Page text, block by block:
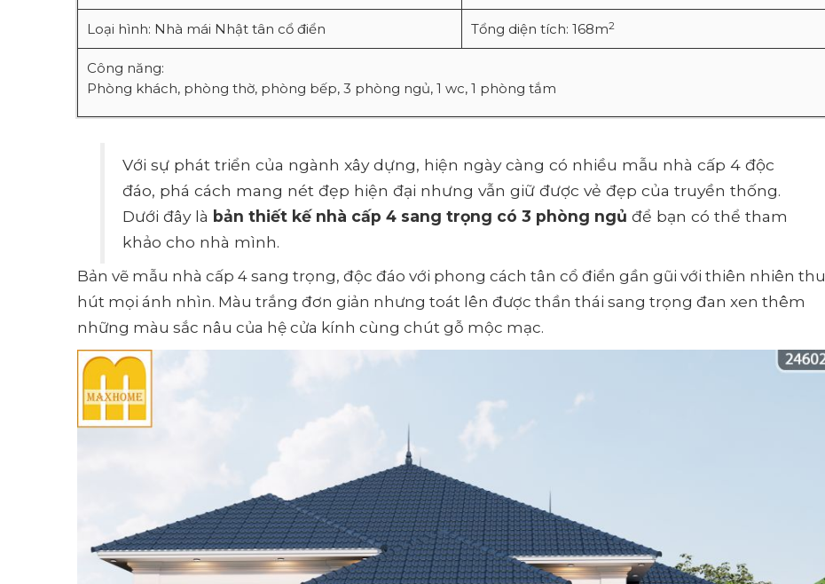
Loại hình: Nhà mái Nhật tân cổ điển Tổng diện tích: 168m2
Công năng:
Phòng khách, phòng thờ, phòng bếp, 3 phòng ngủ, 1 wc, 1 phòng tắm
Với sự phát triển của ngành xây dựng, hiện ngày càng có nhiều mẫu nhà cấp 4 độc
đáo, phá cách mang nét đẹp hiện đại nhưng vẫn giữ được vẻ đẹp của truyền thống.
Dưới đây là bản thiết kế nhà cấp 4 sang trọng có 3 phòng ngủ để bạn có thể tham
khảo cho nhà mình.
Bản vẽ mẫu nhà cấp 4 sang trọng, độc đáo với phong cách tân cổ điển gần gũi với thiên nhiên thu
hút mọi ánh nhìn. Màu trắng đơn giản nhưng toát lên được thần thái sang trọng đan xen thêm
những màu sắc nâu của hệ cửa kính cùng chút gỗ mộc mạc.